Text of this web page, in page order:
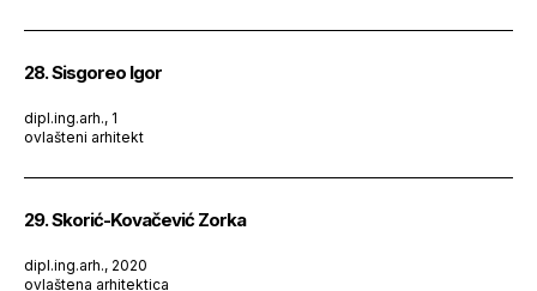
28. Sisgoreo Igor
dipl.ing.arh., 1
ovlašteni arhitekt
29. Skorić-Kovačević Zorka
dipl.ing.arh., 2020
ovlaštena arhitektica